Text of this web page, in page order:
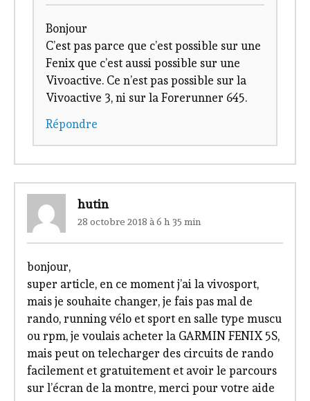
Bonjour
C’est pas parce que c’est possible sur une
Fenix que c’est aussi possible sur une
Vivoactive. Ce n’est pas possible sur la
Vivoactive 3, ni sur la Forerunner 645.
Répondre
hutin
28 octobre 2018 à 6 h 35 min
bonjour,
super article, en ce moment j’ai la vivosport,
mais je souhaite changer, je fais pas mal de
rando, running vélo et sport en salle type muscu
ou rpm, je voulais acheter la GARMIN FENIX 5S,
mais peut on telecharger des circuits de rando
facilement et gratuitement et avoir le parcours
sur l’écran de la montre, merci pour votre aide